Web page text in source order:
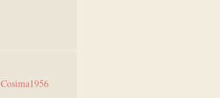
Cosima1956